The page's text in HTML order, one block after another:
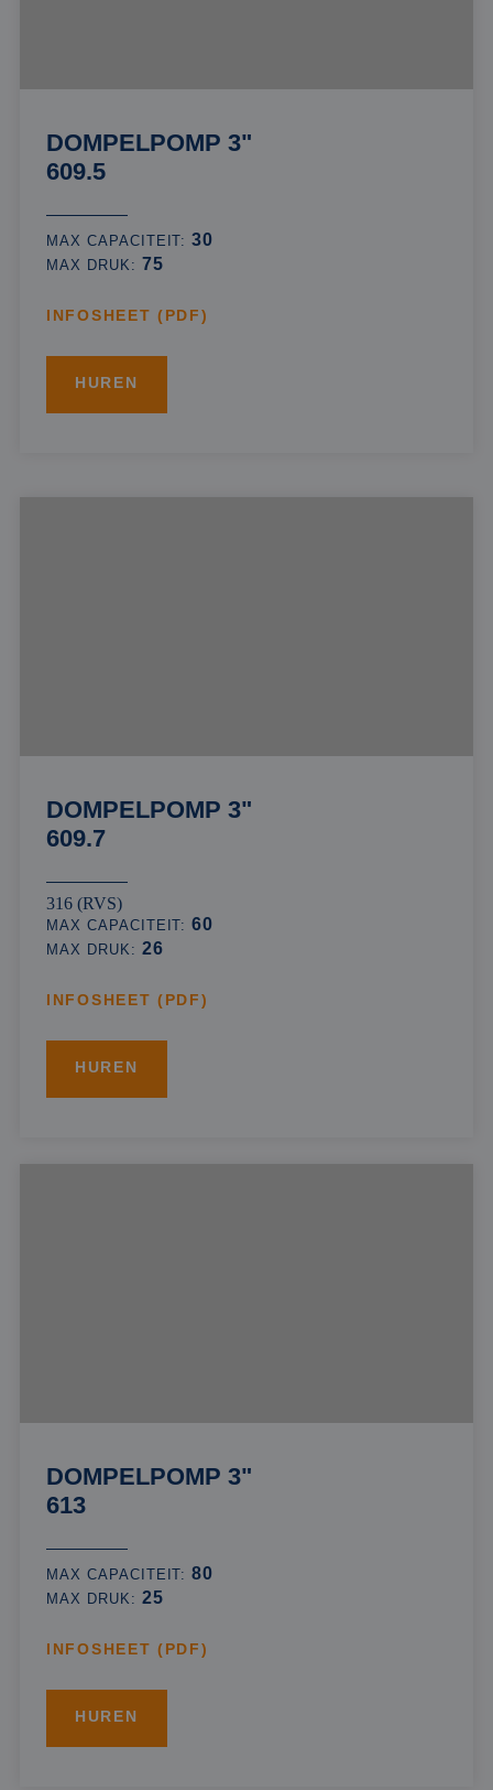
DOMPELPOMP 3"
609.5
MAX CAPACITEIT:30
MAX DRUK: 75
INFOSHEET (PDF)
HUREN
DOMPELPOMP 3"
609.7
316 (RVS)
MAX CAPACITEIT:60
MAX DRUK: 26
INFOSHEET (PDF)
HUREN
DOMPELPOMP 3"
613
MAX CAPACITEIT:80
MAX DRUK: 25
INFOSHEET (PDF)
HUREN